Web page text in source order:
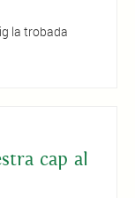
la trobada
cap al